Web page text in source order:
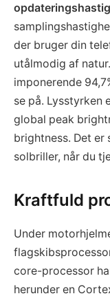
der bruger din
utålmodig af
imponerende
se på. Lysstyrken
global peak
brightness. Det
solbriller, når du
Kraftfuld
Under
core-processor
herunder en